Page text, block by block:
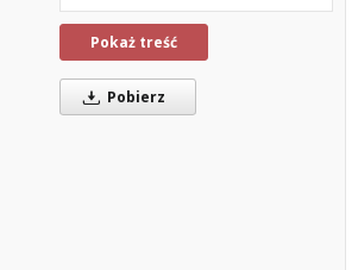
Pokaż treść
Pobierz